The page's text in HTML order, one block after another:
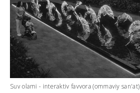
Suv olami - interaktiv favvora (ommaviy san'at)